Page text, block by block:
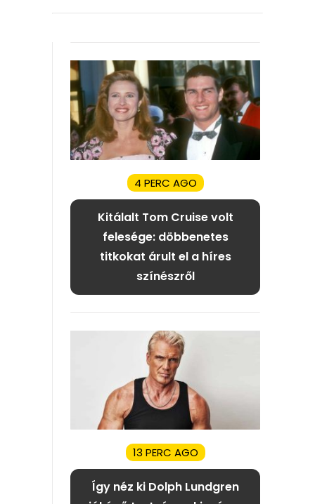
4 PERC AGO
Kitálalt Tom Cruise volt
felesége: döbbenetes
titkokat árult el a híres
színészről
13 PERC AGO
Így néz ki Dolph Lundgren